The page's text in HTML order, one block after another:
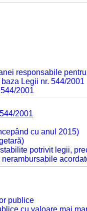
responsabile
Legii nr. 544/2001
2001
2001
cu anul 2015)
potrivit legii,
publice
cu valoare mai